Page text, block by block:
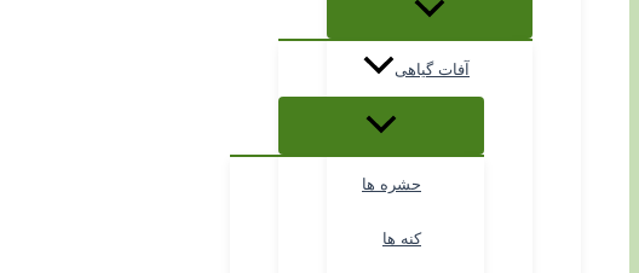
آفات گیاهی
حشره ها
کنه ها